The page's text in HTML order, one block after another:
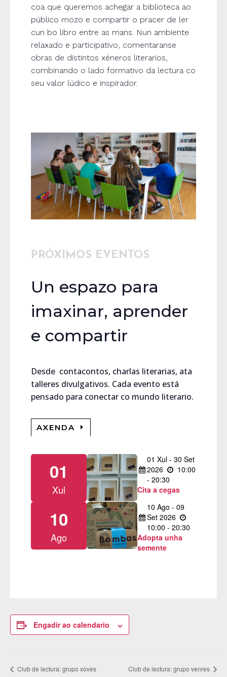
coa que queremos achegar a biblioteca ao
público mozo e compartir o pracer de ler
cun bo libro entre as mans. Nun ambiente
relaxado e participativo, comentaranse
obras de distintos xéneros literarios,
combinando o lado formativo da lectura co
seu valor lúdico e inspirador.
PRÓXIMOS EVENTOS
Un espazo para
imaxinar, aprender
e compartir
Desde contacontos, charlas literarias, ata
talleres divulgativos. Cada evento está
pensado para conectar co mundo literario.
AXENDA
01
Xul
01 Xul- 30 Set
2026
10:00
- 20:30
Cita a cegas
10
Ago
10 Ago- 09
Set 2026
10:00 - 20:30
Adopta unha
semente
Engadir ao calendario
Club de lectura: grupo xoves Club de lectura: grupo venres